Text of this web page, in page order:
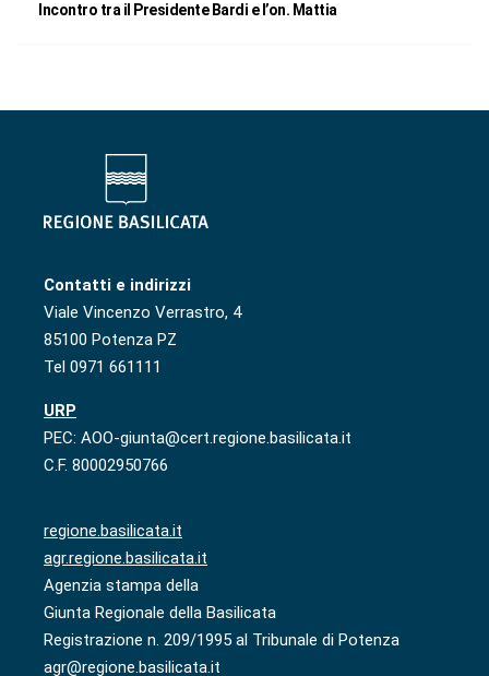
Incontro tra il Presidente Bardi e l’on. Mattia
Contatti e indirizzi
Viale Vincenzo Verrastro, 4
85100 Potenza PZ
Tel 0971 661111
URP
PEC: AOO-giunta@cert.regione.basilicata.it
C.F. 80002950766
regione.basilicata.it
agr.regione.basilicata.it
Agenzia stampa della
Giunta Regionale della Basilicata
Registrazione n. 209/1995 al Tribunale di Potenza
agr@regione.basilicata.it